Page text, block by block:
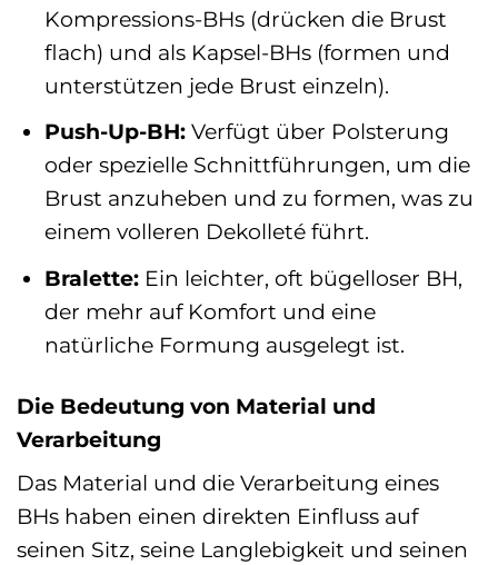
Kompressions-BHs (drücken die Brust
flach) und als Kapsel-BHs (formen und
unterstützen jede Brust einzeln).
Push-Up-BH:Verfügt über Polsterung
oder spezielle Schnittführungen, um die
Brust anzuheben und zu formen, was zu
einem volleren Dekolleté führt.
Bralette:Ein leichter, oft bügelloser BH,
der mehr auf Komfort und eine
natürliche Formung ausgelegt ist.
Die Bedeutung von Material und
Verarbeitung
Das Material und die Verarbeitung eines
BHs haben einen direkten Einfluss auf
seinen Sitz, seine Langlebigkeit und seinen